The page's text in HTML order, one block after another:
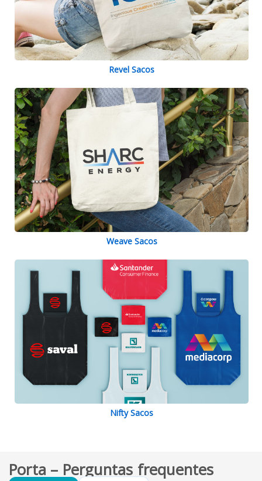
Revel Sacos
Weave Sacos
Nifty Sacos
Porta – Perguntas frequentes